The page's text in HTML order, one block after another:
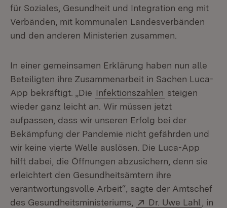
für Soziales, Gesundheit und Integration eng mit
Verbänden, mit kommunalen Landesverbänden
und den anderen Ministerien zusammen.
In einer gemeinsamen Erklärung haben nun alle
Beteiligten ihre Zusammenarbeit in Sachen Luca-
App bekräftigt. „Die Infektionszahlen steigen
wieder ganz leicht an. Wir müssen jetzt
aufpassen, dass wir unseren Erfolg bei der
Bekämpfung der Pandemie nicht gefährden und
wir keine vierte Welle auslösen. Die Luca-App
hilft dabei, die Öffnungen abzusichern, denn sie
erleichtert den Gesundheitsämtern ihre
verantwortungsvolle Arbeit“, sagte der Amtschef
des Gesundheitsministeriums,
Extern:
Dr. Uwe Lahl
, in